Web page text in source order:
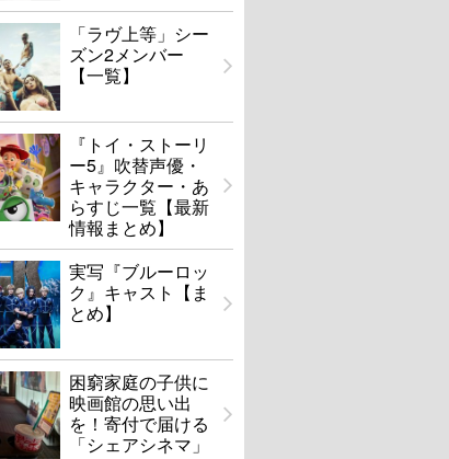
「ラヴ上等」シー
ズン2メンバー
【一覧】
『トイ・ストーリ
ー5』吹替声優・
キャラクター・あ
らすじ一覧【最新
情報まとめ】
実写『ブルーロッ
ク』キャスト【ま
とめ】
困窮家庭の子供に
映画館の思い出
を！寄付で届ける
「シェアシネマ」